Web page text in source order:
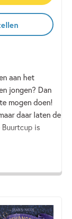
aan het
jongen? Dan
mogen doen!
daar laten de
is